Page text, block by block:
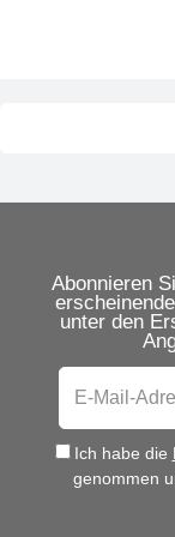
Abonnieren
unter den
Ich habe die
genommen